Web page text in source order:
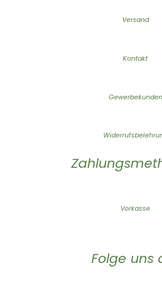
Versand
Kontakt
Gewerbekunden
Vorkasse
Folge uns